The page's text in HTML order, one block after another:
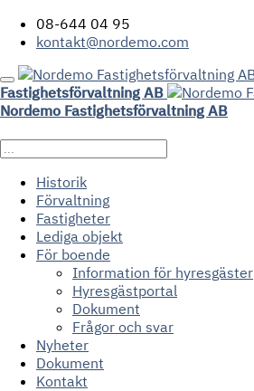
08-644 04 95
kontakt@nordemo.com
Fastighetsförvaltning AB
Nordemo Fastighetsförvaltning AB
Historik
Förvaltning
Fastigheter
Lediga objekt
För boende
Information för hyresgäster
Hyresgästportal
Dokument
Frågor och svar
Nyheter
Dokument
Kontakt